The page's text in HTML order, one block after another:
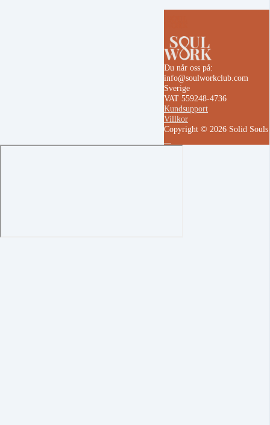
Du når oss på:
info@soulworkclub.com
Sverige
VAT 559248-4736
Kundsupport
Villkor
Copyright © 2026 Solid